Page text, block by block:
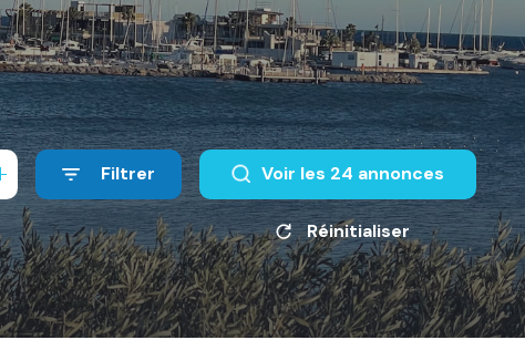
Filtrer Voir les 24 annonces
Réinitialiser